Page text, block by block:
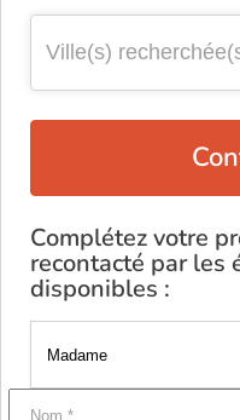
Complétez votre
recontacté par les
disponibles :